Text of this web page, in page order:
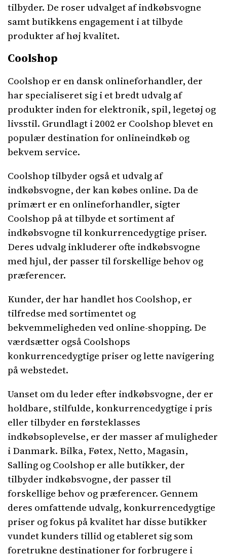
tilbyder. De roser udvalget af indkøbsvogne
samt butikkens engagement i at tilbyde
produkter af høj kvalitet.
Coolshop
Coolshop er en dansk onlineforhandler, der
har specialiseret sig i et bredt udvalg af
produkter inden for elektronik, spil, legetøj og
livsstil. Grundlagt i 2002 er Coolshop blevet en
populær destination for onlineindkøb og
bekvem service.
Coolshop tilbyder også et udvalg af
indkøbsvogne, der kan købes online. Da de
primært er en onlineforhandler, sigter
Coolshop på at tilbyde et sortiment af
indkøbsvogne til konkurrencedygtige priser.
Deres udvalg inkluderer ofte indkøbsvogne
med hjul, der passer til forskellige behov og
præferencer.
Kunder, der har handlet hos Coolshop, er
tilfredse med sortimentet og
bekvemmeligheden ved online-shopping. De
værdsætter også Coolshops
konkurrencedygtige priser og lette navigering
på webstedet.
Uanset om du leder efter indkøbsvogne, der er
holdbare, stilfulde, konkurrencedygtige i pris
eller tilbyder en førsteklasses
indkøbsoplevelse, er der masser af muligheder
i Danmark. Bilka, Føtex, Netto, Magasin,
Salling og Coolshop er alle butikker, der
tilbyder indkøbsvogne, der passer til
forskellige behov og præferencer. Gennem
deres omfattende udvalg, konkurrencedygtige
priser og fokus på kvalitet har disse butikker
vundet kunders tillid og etableret sig som
foretrukne destinationer for forbrugere i